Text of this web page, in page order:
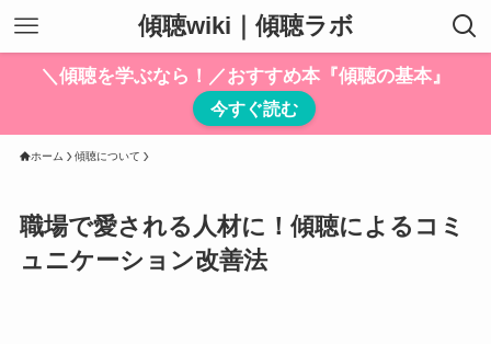
傾聴wiki｜傾聴ラボ
＼傾聴を学ぶなら！／おすすめ本『傾聴の基本』
今すぐ読む
ホーム 傾聴について
職場で愛される人材に！傾聴によるコミ
ュニケーション改善法